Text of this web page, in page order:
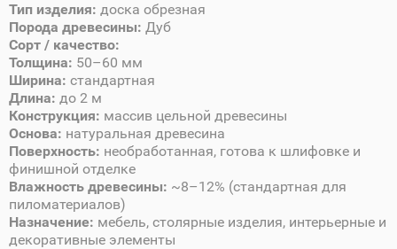
Тип изделия: доска обрезная
Порода древесины: Дуб
Сорт / качество:
Толщина: 50–60 мм
Ширина: стандартная
Длина: до 2 м
Конструкция: массив цельной древесины
Основа: натуральная древесина
Поверхность: необработанная, готова к шлифовке и
финишной отделке
Влажность древесины: ~8–12% (стандартная для
пиломатериалов)
Назначение: мебель, столярные изделия, интерьерные и
декоративные элементы